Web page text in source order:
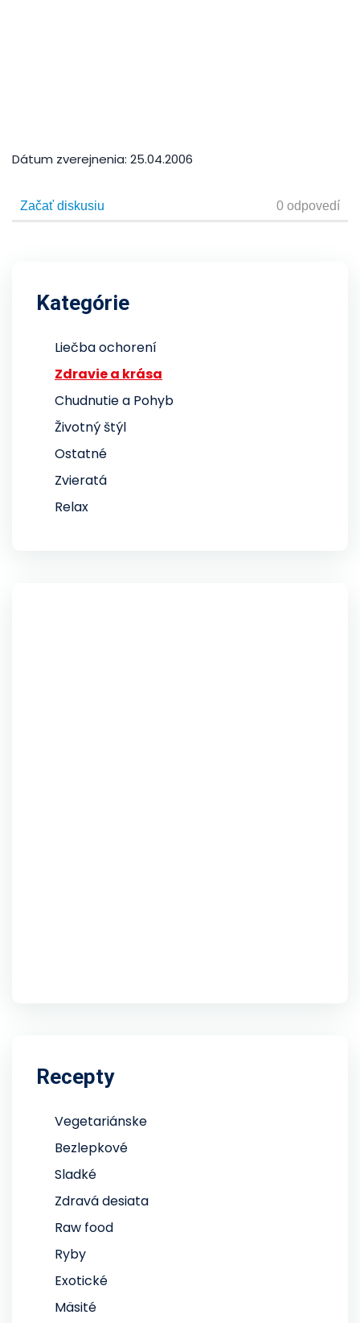
Dátum zverejnenia: 25.04.2006
Kategórie
Liečba ochorení
Zdravie a krása
Chudnutie a Pohyb
Životný štýl
Ostatné
Zvieratá
Relax
Recepty
Vegetariánske
Bezlepkové
Sladké
Zdravá desiata
Raw food
Ryby
Exotické
Mäsité